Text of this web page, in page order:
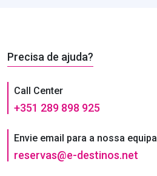
Precisa de ajuda?
Call Center
+351 289 898 925
Envie email para a nossa equipa
reservas@e-destinos.net